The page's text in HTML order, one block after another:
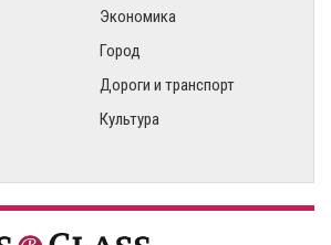
Экономика
Город
Дороги и транспорт
Культура